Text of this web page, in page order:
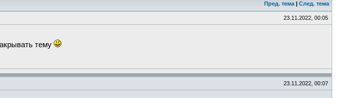
Пред. тема | След. тема
23.11.2022, 00:05
тему
23.11.2022, 00:07